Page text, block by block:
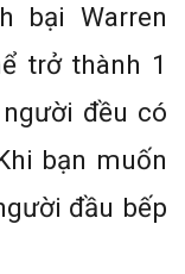
bại Warren
trở thành 1
đều có
bạn muốn
đầu bếp